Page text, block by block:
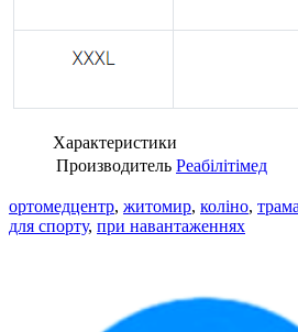
Характеристики
Производитель Реабілітімед
ортомедцентр, житомир, коліно,
для спорту, при навантаженнях